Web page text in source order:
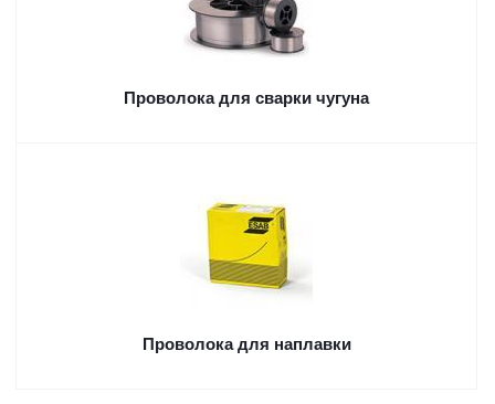
Проволока для сварки чугуна
Проволока для наплавки